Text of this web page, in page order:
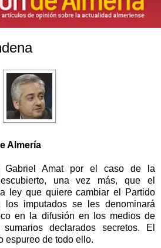
Almería
Gabriel Amat por el caso de
la
una vez más, que el
ley que quiere cambiar el Partido
imputados se les denominará
en la difusión en los medios de
declarados secretos. El
espureo de todo ello.